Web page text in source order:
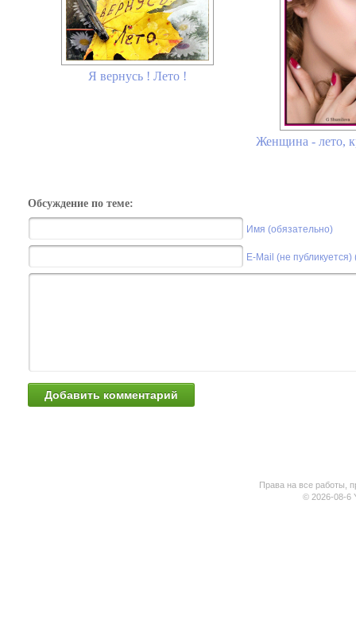
Я вернусь ! Лето !
Женщина - лето,
Обсуждение по теме:
Имя (обязательно)
E-Mail (не
Права на все работы,
© 2026-08-6